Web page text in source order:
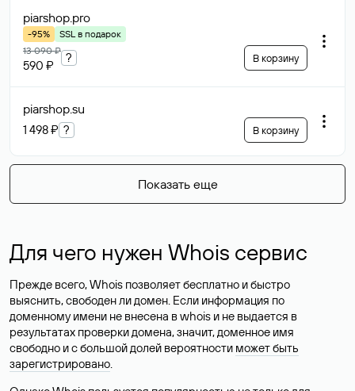
piarshop.pro
-95%
SSL в подарок
13 090 ₽
590 ₽
? В корзину
piarshop.su
1 498 ₽ ? В корзину
Показать еще
Для чего нужен Whois сервис
Прежде всего, Whois позволяет бесплатно и быстро
выяснить, свободен ли домен. Если информация по
доменному имени не внесена в whois и не выдается в
результатах проверки домена, значит, доменное имя
свободно и с большой долей вероятности может быть
зарегистрировано.